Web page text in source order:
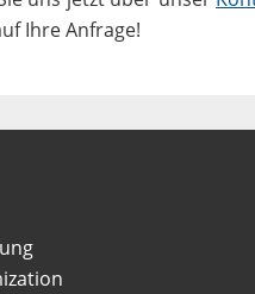
Ihre Anfrage!